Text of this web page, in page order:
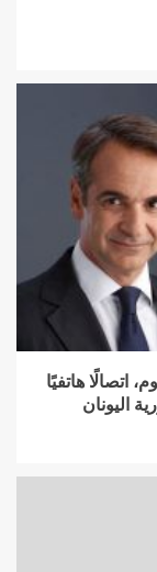
اتصالًا هاتفيًا
اليونان